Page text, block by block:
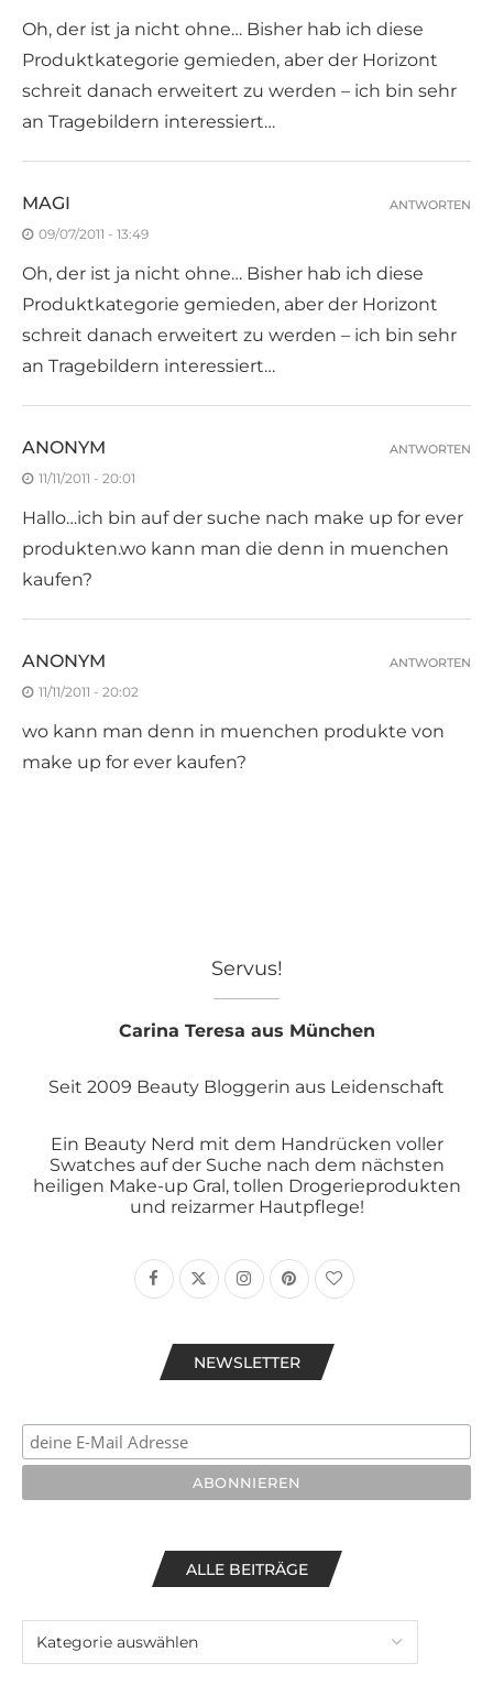
Oh, der ist ja nicht ohne… Bisher hab ich diese
Produktkategorie gemieden, aber der Horizont
schreit danach erweitert zu werden – ich bin sehr
an Tragebildern interessiert…
MAGI
09/07/2011 - 13:49
Oh, der ist ja nicht ohne… Bisher hab ich diese
Produktkategorie gemieden, aber der Horizont
schreit danach erweitert zu werden – ich bin sehr
an Tragebildern interessiert…
ANTWORTEN
ANONYM
11/11/2011 - 20:01
Hallo…ich bin auf der suche nach make up for ever
produkten.wo kann man die denn in muenchen
kaufen?
ANTWORTEN
ANONYM
11/11/2011 - 20:02
wo kann man denn in muenchen produkte von
make up for ever kaufen?
ANTWORTEN
Servus!
Carina Teresa aus München
Seit 2009 Beauty Bloggerin aus Leidenschaft
Ein Beauty Nerd mit dem Handrücken voller
Swatches auf der Suche nach dem nächsten
heiligen Make-up Gral, tollen Drogerieprodukten
und reizarmer Hautpflege!
NEWSLETTER
ALLE BEITRÄGE